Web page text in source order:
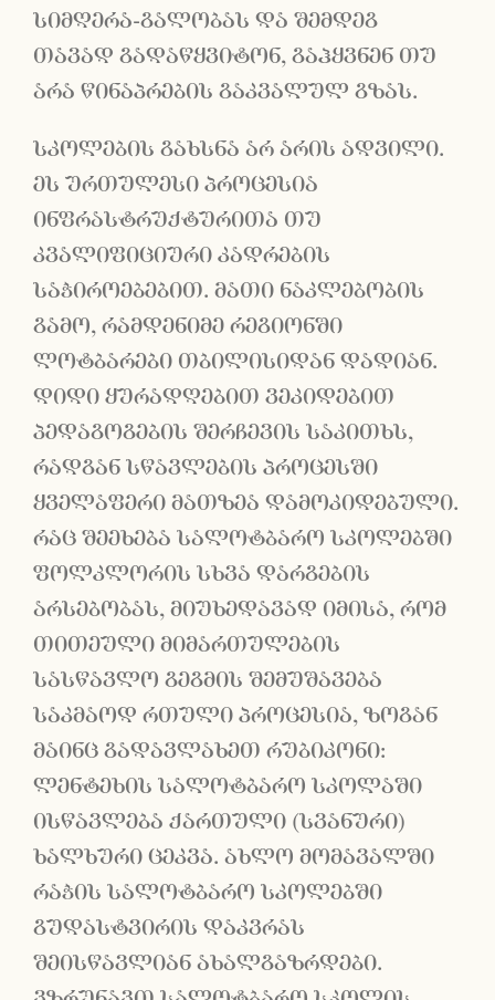
სიმღერა-გალობას და შემდეგ
თავად გადაწყვიტონ, გაჰყვნენ თუ
არა წინაპრების გაკვალულ გზას.
სკოლების გახსნა არ არის ადვილი.
ეს ურთულესი პროცესია
ინფრასტრუქტურითა თუ
კვალიფიციური კადრების
საჭიროებებით. მათი ნაკლებობის
გამო, რამდენიმე რეგიონში
ლოტბარები თბილისიდან დადიან.
დიდი ყურადღებით ვეკიდებით
პედაგოგების შერჩევის საკითხს,
რადგან სწავლების პროცესში
ყველაფერი მათზეა დამოკიდებული.
რაც შეეხება სალოტბარო სკოლებში
ფოლკლორის სხვა დარგების
არსებობას, მიუხედავად იმისა, რომ
თითეული მიმართულების
სასწავლო გეგმის შემუშავება
საკმაოდ რთული პროცესია, ზოგან
მაინც გადავლახეთ რუბიკონი:
ლენტეხის სალოტბარო სკოლაში
ისწავლება ქართული (სვანური)
ხალხური ცეკვა. ახლო მომავალში
რაჭის სალოტბარო სკოლებში
გუდასტვირის დაკვრას
შეისწავლიან ახალგაზრდები.